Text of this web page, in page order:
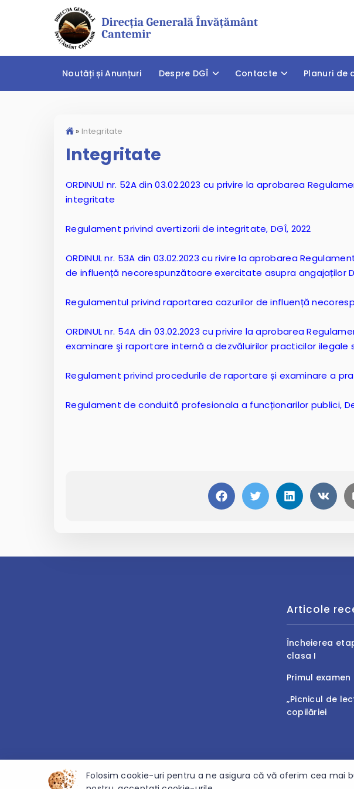
Noutăți și Anunțuri Despre DGÎ Contacte Planuri de
» Integritate
Integritate
ORDINULl nr. 52A din 03.02.2023 cu privire la aprobarea
integritate
Regulament privind avertizorii de integritate, DGÎ, 2022
ORDINUL nr. 53A din 03.02.2023 cu rivire la aprobarea
de influență necorespunzătoare exercitate asupra angajaților
Regulamentul privind raportarea cazurilor de influență
ORDINUL nr. 54A din 03.02.2023 cu privire la aprobarea
examinare şi raportare internă a dezvăluirilor practicilor ilegale
Regulament privind procedurile de raportare și examinare a
Regulament de conduită profesionala a funcționarilor publici,
Articole
Încheierea
clasa I
Primul
„Picnicul de
copilăriei
Folosim cookie-uri pentru a ne asigura că vă oferim cea mai